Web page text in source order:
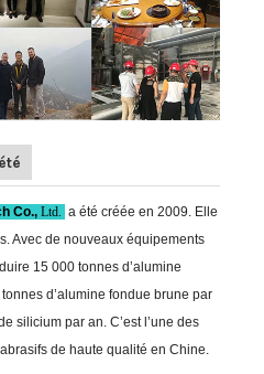
Co., Ltd.
a été créée en 2009. Elle
Avec de nouveaux équipements
15 000 tonnes d’alumine
d’alumine fondue brune par
silicium par an. C’est l’une des
de haute qualité en Chine.